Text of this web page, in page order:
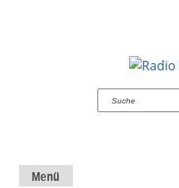
Suchen
Menü